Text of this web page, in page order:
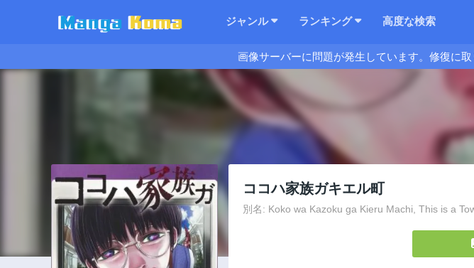
ジャンル ランキング 高度な検索
画像サーバーに問題が発生しています。修復に
ココハ家族ガキエル町
別名: Koko wa Kazoku ga Kieru Machi, This is a